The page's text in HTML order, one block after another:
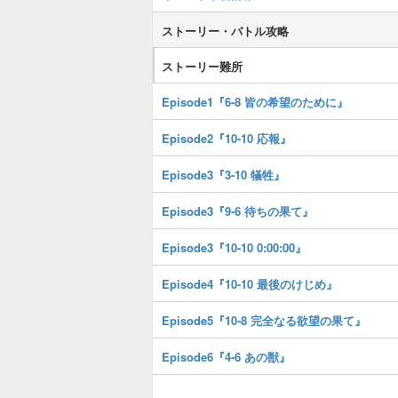
ストーリー・バトル攻略
ストーリー難所
Episode1『6-8 皆の希望のために』
Episode2『10-10 応報』
Episode3『3-10 犠牲』
Episode3『9-6 待ちの果て』
Episode3『10-10 0:00:00』
Episode4『10-10 最後のけじめ』
Episode5『10-8 完全なる欲望の果て』
Episode6『4-6 あの獣』